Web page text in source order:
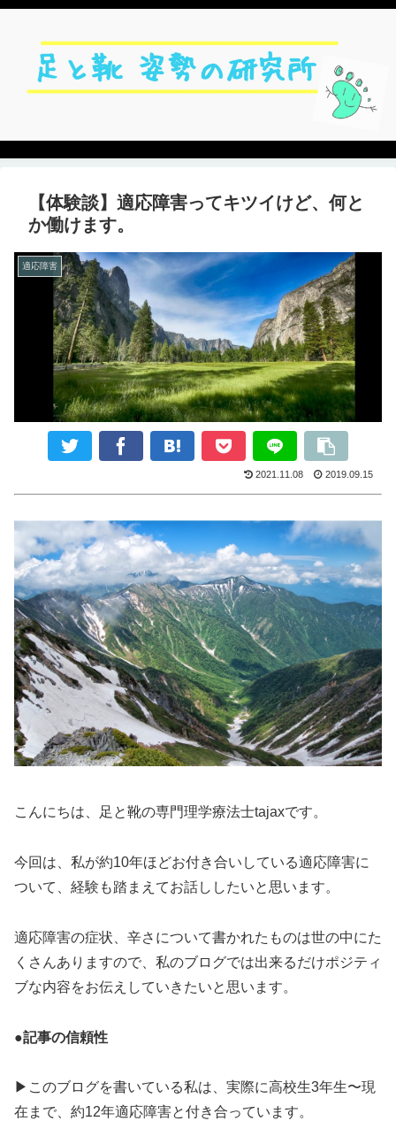
【体験談】適応障害ってキツイけど、何と
か働けます。
適応障害
2021.11.08 2019.09.15
こんにちは、足と靴の専門理学療法士tajaxです。
今回は、私が約10年ほどお付き合いしている適応障害に
ついて、経験も踏まえてお話ししたいと思います。
適応障害の症状、辛さについて書かれたものは世の中にた
くさんありますので、私のブログでは出来るだけポジティ
ブな内容をお伝えしていきたいと思います。
●記事の信頼性
▶︎このブログを書いている私は、実際に高校生3年生〜現
在まで、約12年適応障害と付き合っています。